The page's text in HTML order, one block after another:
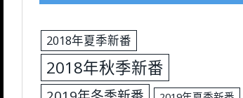
2018年夏季新番
2018年秋季新番